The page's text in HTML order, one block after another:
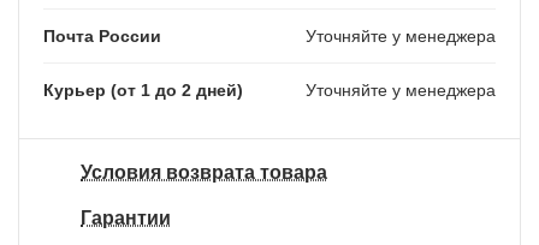
Почта России Уточняйте у менеджера
Курьер (от 1 до 2 дней) Уточняйте у менеджера
Условия возврата товара
Гарантии